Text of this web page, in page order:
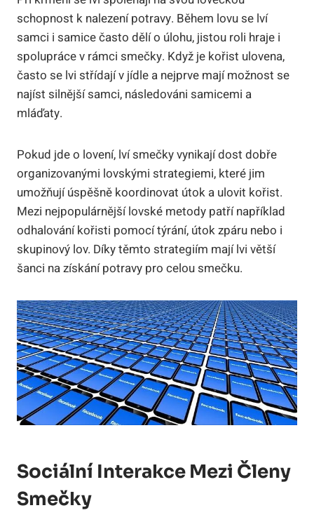
schopnost k nalezení potravy. Během lovu se lví
samci i samice často dělí o úlohu, jistou roli hraje i
spolupráce v rámci smečky. Když je kořist ulovena,
často se lvi střídají v jídle a nejprve mají možnost se
najíst silnější samci, následováni samicemi a
mláďaty.
Pokud jde o lovení, lví smečky vynikají dost dobře
organizovanými lovskými strategiemi, které jim
umožňují úspěšně koordinovat útok a ulovit kořist.
Mezi nejpopulárnější lovské metody patří například
odhalování kořisti pomocí týrání, útok zpáru nebo i
skupinový lov. Díky těmto strategiím mají lvi větší
šanci na získání potravy pro celou smečku.
Sociální Interakce Mezi Členy
Smečky